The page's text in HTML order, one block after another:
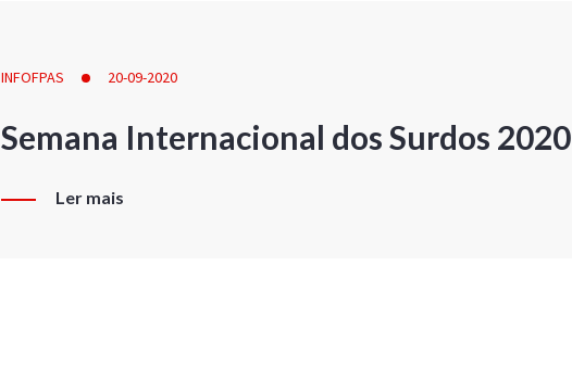
INFOFPAS 20-09-2020
Semana Internacional dos Surdos 2020
Ler mais